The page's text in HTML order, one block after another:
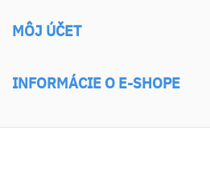
MÔJ ÚČET
INFORMÁCIE O E-SHOPE